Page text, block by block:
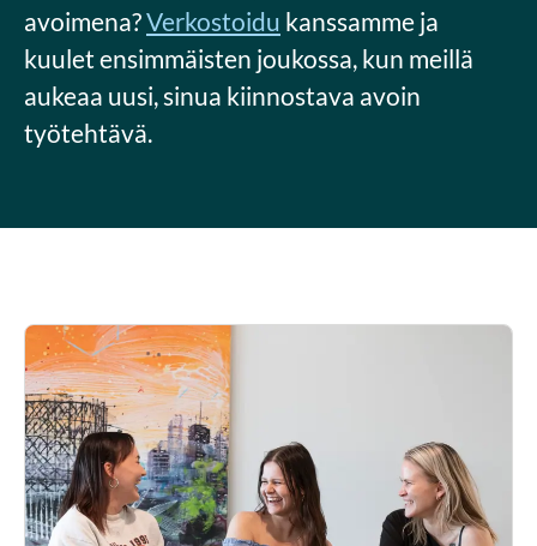
avoimena?Verkostoidu kanssamme ja
kuulet ensimmäisten joukossa, kun meillä
aukeaa uusi, sinua kiinnostava avoin
työtehtävä.